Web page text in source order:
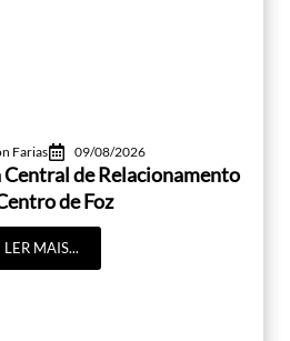
Farias 09/08/2026
Central de Relacionamento
de Foz
LER MAIS...